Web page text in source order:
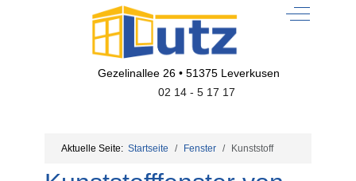
Off-
Gezelinallee 26 • 51375 Leverkusen
02 14 - 5 17 17
Aktuelle Seite: Startseite Fenster Kunststoff